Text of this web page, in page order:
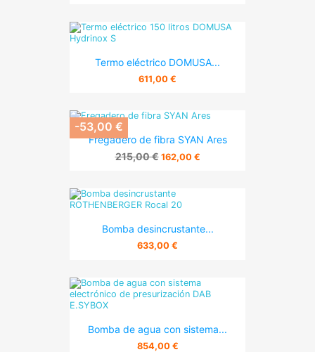
Termo eléctrico DOMUSA...
611,00 €
Fregadero de fibra SYAN Ares
215,00 € 162,00 €
-53,00 €
Bomba desincrustante...
633,00 €
Bomba de agua con sistema...
854,00 €